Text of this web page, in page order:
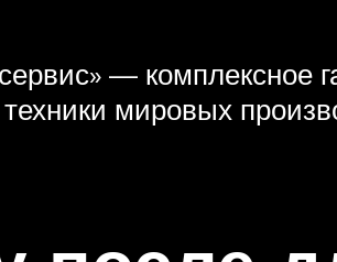
— комплексное
мировых